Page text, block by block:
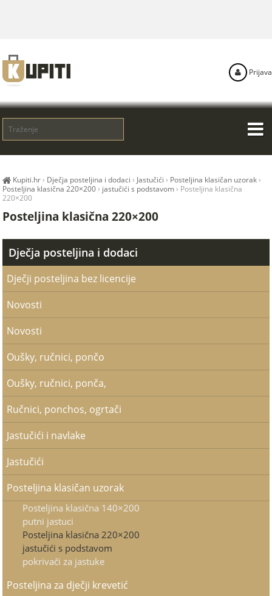
Kupiti.hr› Dječja posteljina i dodaci › Jastučići › Posteljina klasičan uzorak ›
Posteljina klasična 220×200 › jastučići s podstavom › Posteljina klasična
220×200
Posteljina klasična 220×200
Dječja posteljina i dodaci
Dječji posteljina bez licencije
Novosti
Novosti
Oušky, ručnici, pončo
Oušky, ručnici, ponča,
Ručnici, ponchos, ogrtači
Jastučići i navlake
Jastučići
Posteljina klasičan uzorak
Posteljina klasična 140×200
putni jastuci
Posteljina klasična 220×200
jastučići s podstavom
pokrivači za jastuke
Posteljina za dječji krevetić
Prijava